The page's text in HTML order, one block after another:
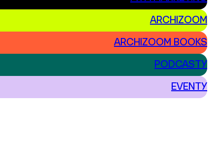
ARCHIZOOM
ARCHIZOOM BOOKS
PODCASTY
EVENTY